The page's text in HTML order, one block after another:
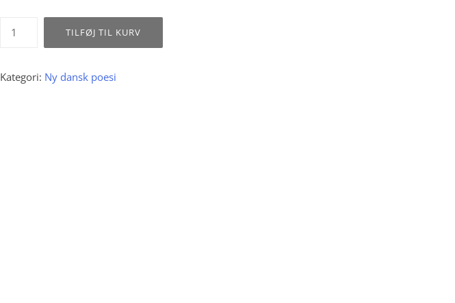
Leve
TILFØJ TIL KURV
Kategori: Ny dansk poesi